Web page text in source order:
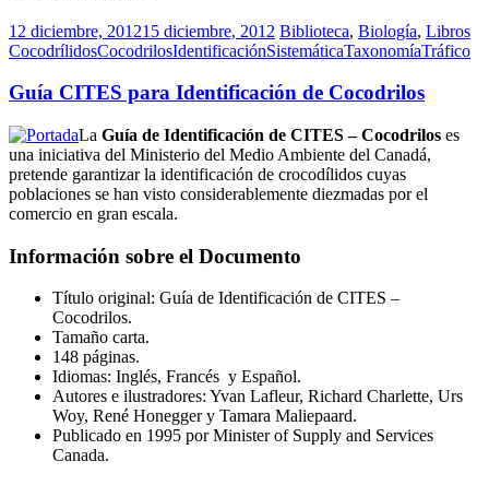
12 diciembre, 201215 diciembre, 2012 Biblioteca, Biología, Libros
CocodrílidosCocodrilosIdentificaciónSistemáticaTaxonomíaTráfico
Guía CITES para Identificación de Cocodrilos
La Guía de Identificación de CITES – Cocodrilos es
una iniciativa del Ministerio del Medio Ambiente del Canadá,
pretende garantizar la identificación de crocodílidos cuyas
poblaciones se han visto considerablemente diezmadas por el
comercio en gran escala.
Información sobre el Documento
Título original: Guía de Identificación de CITES –
Cocodrilos.
Tamaño carta.
148 páginas.
Idiomas: Inglés, Francés y Español.
Autores e ilustradores: Yvan Lafleur, Richard Charlette, Urs
Woy, René Honegger y Tamara Maliepaard.
Publicado en 1995 por Minister of Supply and Services
Canada.